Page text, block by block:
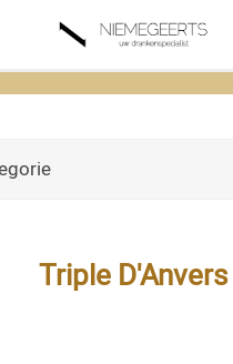
Triple D'Anvers